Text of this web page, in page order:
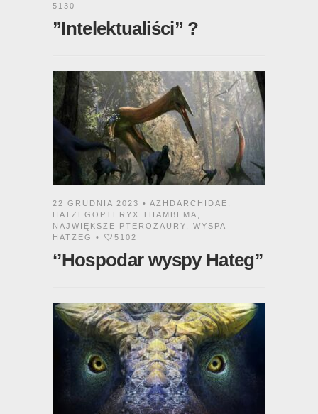
5130
”Intelektualiści” ?
22 GRUDNIA 2023 • AZHDARCHIDAE
HATZEGOPTERYX THAMBEMA
NAJWIĘKSZE PTEROZAURY
WYSPA
HATZEG
• 5102
‘’Hospodar wyspy Hateg’’